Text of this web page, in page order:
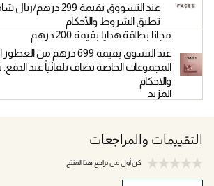
عند التسووق بقيمة 299
تطبق الشروط والأحكام
مجانا بطاقة هدايا بقيمة 200 درهم
عند التسوق بقيمة 699 درهم من
المجموعات الخاصة تضاف تلقائياً عند
والاحكام
المزيد
التقييمات والمراجعات
كن أول من يراجع هذا المنتج